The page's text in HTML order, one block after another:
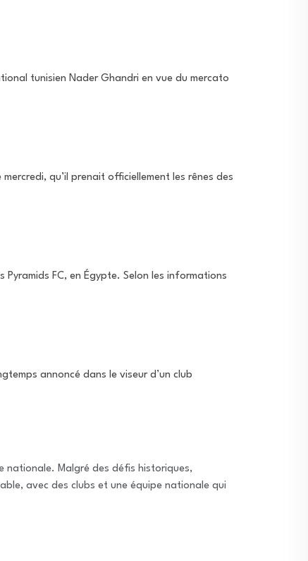
tunisien Nader Ghandri en vue du mercato
qu’il prenait officiellement les rênes des
FC, en Égypte. Selon les informations
annoncé dans le viseur d’un club
nationale. Malgré des défis historiques,
avec des clubs et une équipe nationale qui